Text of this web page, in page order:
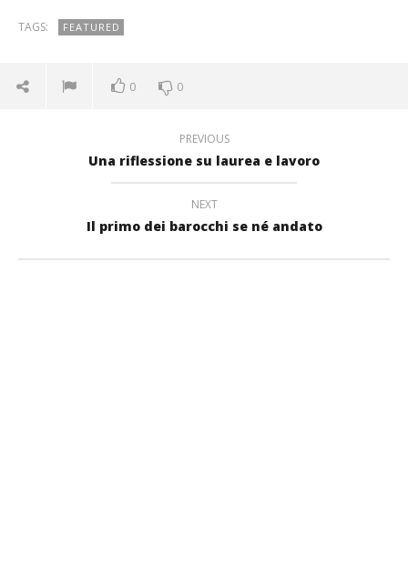
TAGS: FEATURED
0 0
PREVIOUS
Una riflessione su laurea e lavoro
NEXT
Il primo dei barocchi se né andato